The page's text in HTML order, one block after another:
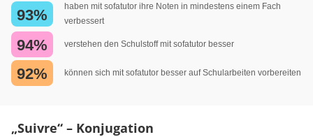
93%
haben mit sofatutor ihre Noten in mindestens einem Fach
verbessert
94% verstehen den Schulstoff mit sofatutor besser
92% können sich mit sofatutor besser auf Schularbeiten vorbereiten
„Suivre“ – Konjugation